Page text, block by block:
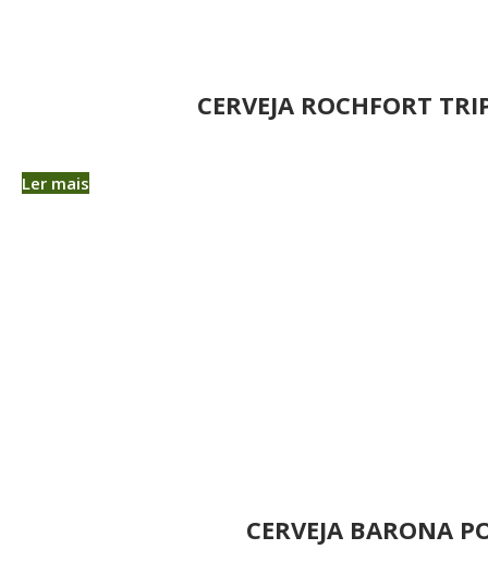
CERVEJA ROCHFORT
Ler mais
CERVEJA BARONA